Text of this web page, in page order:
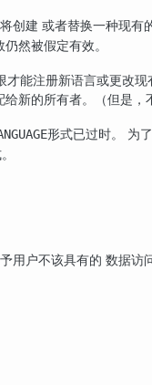
将创建 或者替换一种现有
然被假定有效。
才能注册新语言或更改
新的所有者。（但是
形式已过时。 为
用户不该具有的 数据